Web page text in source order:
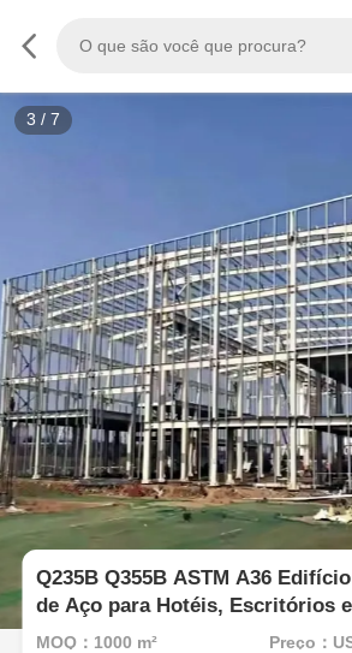
3 / 7
Q235B Q355B ASTM A36
de Aço para Hotéis, Escritórios
MOQ：1000 m² Preço：